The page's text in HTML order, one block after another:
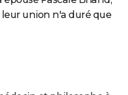
union n'a duré que